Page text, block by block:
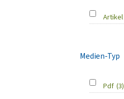
Artikel
Medien-Typ
Pdf (3)